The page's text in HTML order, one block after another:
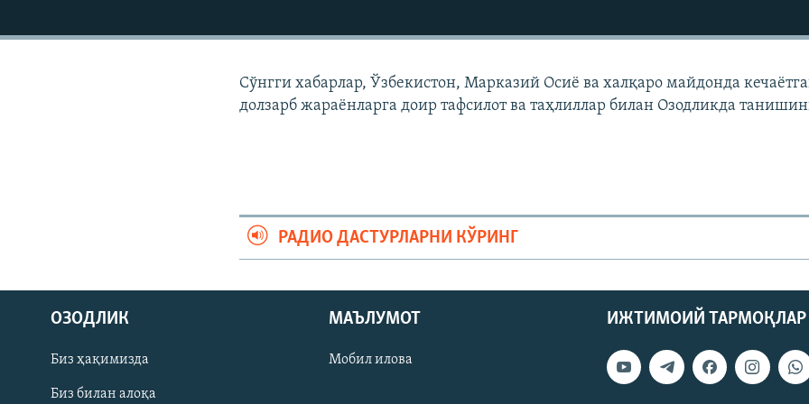
На русском
ИЖТИМОИЙ ТАРМОҚЛАР
Сўнгги хабарлар, Ўзбекистон, Марказий Осиë ва халқаро майдонда
долзарб жараëнларга доир тафсилот ва таҳлиллар билан Озодликда
РАДИО ДАСТУРЛАРНИ КЎРИНГ
ИЖТИМОИЙ ТАРМОҚЛАР
ОЗОДЛИК
Биз ҳақимизда
Биз билан алоқа
МАЪЛУМОТ
Мобил илова